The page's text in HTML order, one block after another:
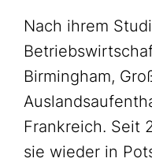
Nach ihrem
Birmingham,
Frankreich. Seit
sie wieder in